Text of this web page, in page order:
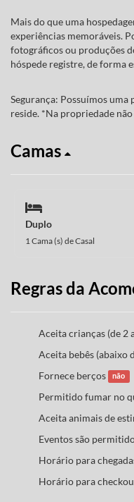
Mais do que uma
experiências memoráveis.
fotográficos ou produções
hóspede registre, de forma
Segurança: Possuímos
reside. *Na propriedade
Camas
Duplo
1 Cama (s) de Casal
Regras da
Aceita crianças (de 2
Aceita bebês (abaixo
Fornece berços não
Permitido fumar no
Aceita animais de
Eventos são
Horário para
Horário para